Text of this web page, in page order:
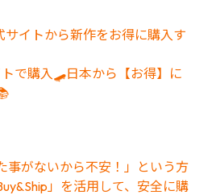
サイトから新作をお得に購入す
で購入🛹日本から【お得】に
事がないから不安！」という方
」を活用して、安全に購